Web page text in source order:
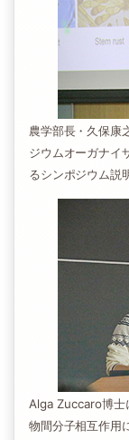
農学部長・久保康
ジウムオーガナイ
るシンポジウム説
Alga Zuccaro博士
物間分子相互作用